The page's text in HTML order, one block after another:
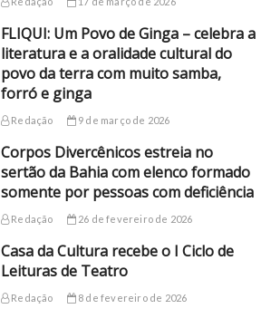
FLIQUI: Um Povo de Ginga – celebra a
literatura e a oralidade cultural do
povo da terra com muito samba,
forró e ginga
Redação 9 de março de 2026
Corpos Divercênicos estreia no
sertão da Bahia com elenco formado
somente por pessoas com deficiência
Redação 26 de fevereiro de 2026
Casa da Cultura recebe o I Ciclo de
Leituras de Teatro
Redação 8 de fevereiro de 2026